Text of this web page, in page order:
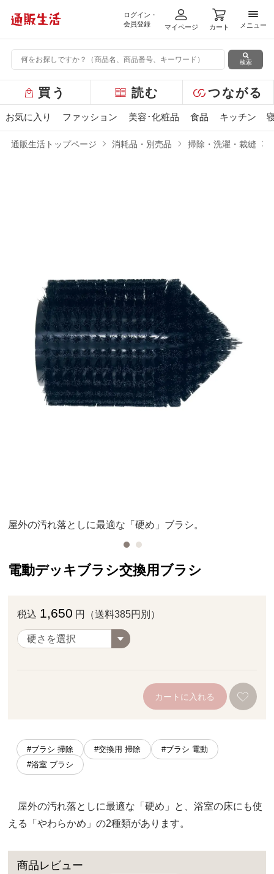
ログイン・
会員登録
マイページ カート
メニ
メニュー
検索
ー
バ
買う 読む つながる
お気に入り ファッション 美容･化粧品 食品 キッチン
通販生活トップページ 消耗品・別売品 掃除・洗濯・裁縫
屋外の汚れ落としに最適な「硬め」ブラシ。
電動デッキブラシ交換用ブラシ
税込 1,650 円（送料385円別）
カートに入れる
#ブラシ 掃除 #交換用 掃除
#ブラシ 電動
#浴室 ブラシ
屋外の汚れ落としに最適な「硬め」と、浴室の床にも使
える「やわらかめ」の2種類があります。
商品レビュー